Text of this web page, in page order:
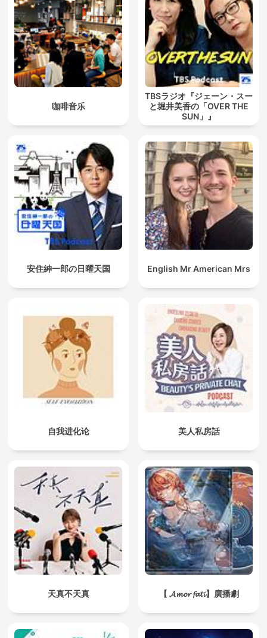
咖啡音乐
TBSラジオ『ジェーン・スー
と堀井美香の「OVER THE
SUN」』
安住紳一郎の日曜天国 English Mr American Mrs
自我进化论 美人私房話
天真不天真 【 𝓐𝓶𝓸𝓻 𝓯𝓪𝓽𝓲】廣播劇